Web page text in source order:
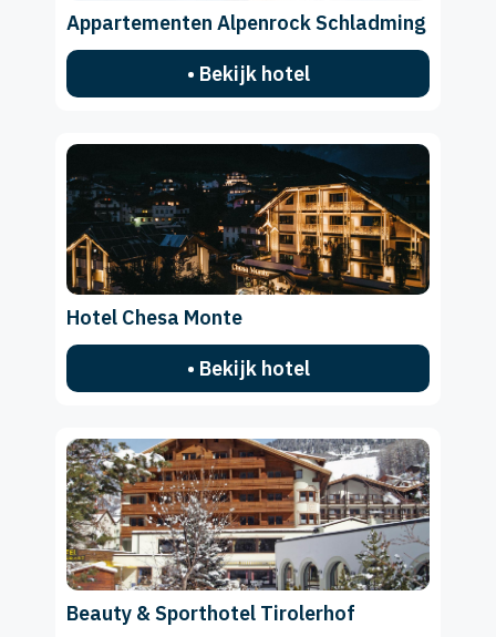
Appartementen Alpenrock Schladming
• Bekijk hotel
Hotel Chesa Monte
• Bekijk hotel
Beauty & Sporthotel Tirolerhof